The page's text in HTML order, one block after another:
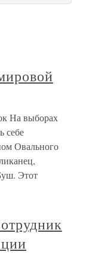
На выборах
себе
Овального
Этот